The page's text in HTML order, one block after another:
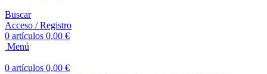
Buscar
Acceso / Registro
0 artículos 0,00 €
Menú
0 artículos 0,00 €